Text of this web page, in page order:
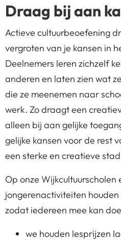
Draag bij aan
Actieve cultuurbeoefening
vergroten van je kansen in
Deelnemers leren zichzelf
anderen en laten zien wat
die ze meenemen naar
werk. Zo draagt een
alleen bij aan gelijke
gelijke kansen voor de rest
een sterke en creatieve stad
Op onze Wijkcultuurscholen
jongerenactiviteiten
zodat iedereen mee kan
we houden lesprijzen